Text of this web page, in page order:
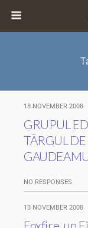
18 NOVEMBER 2008
GRUPUL
TÂRGUL
NO RESPONSES
13 NOVEMBER 2008